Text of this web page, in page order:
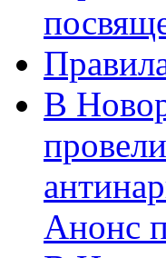
В
Анонс